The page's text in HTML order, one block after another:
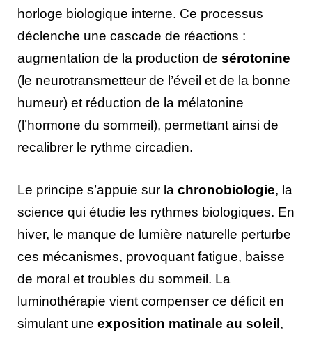
horloge biologique interne. Ce processus
déclenche une cascade de réactions :
augmentation de la production de sérotonine
(le neurotransmetteur de l’éveil et de la bonne
humeur) et réduction de la mélatonine
(l’hormone du sommeil), permettant ainsi de
recalibrer le rythme circadien.
Le principe s’appuie sur la chronobiologie, la
science qui étudie les rythmes biologiques. En
hiver, le manque de lumière naturelle perturbe
ces mécanismes, provoquant fatigue, baisse
de moral et troubles du sommeil. La
luminothérapie vient compenser ce déficit en
simulant une exposition matinale au soleil ,